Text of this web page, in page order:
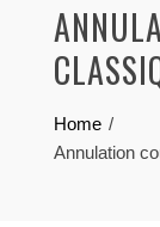
Home
Annulation